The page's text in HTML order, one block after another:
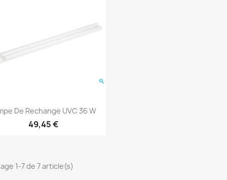
Aperçu rapide
De Rechange UVC 36 W
49,45 €
1-7 de 7 article(s)